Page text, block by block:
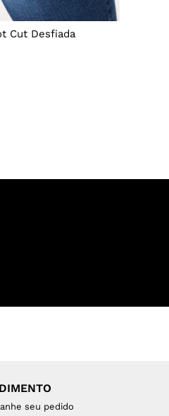
Cut Desfiada
seu pedido